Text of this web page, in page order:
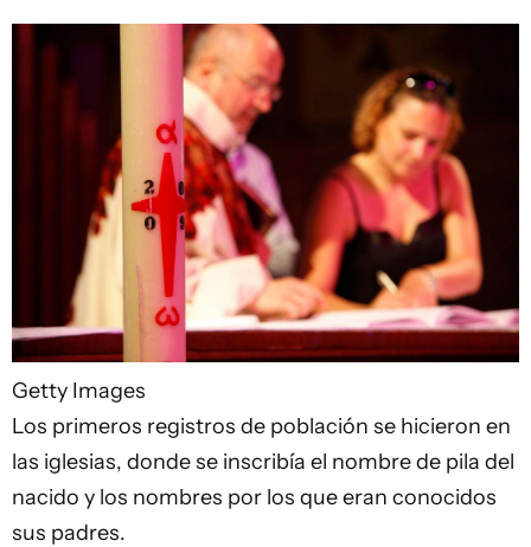
Getty Images
Los primeros registros de población se hicieron en
las iglesias, donde se inscribía el nombre de pila del
nacido y los nombres por los que eran conocidos
sus padres.